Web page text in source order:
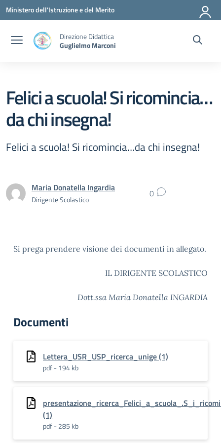
Vai ai contenuti
Vai al menu di navigazione
Vai al footer
Ministero dell'Istruzione e del Merito
Direzione Didattica
Guglielmo Marconi
Felici a scuola! Si ricomincia…
da chi insegna!
Felici a scuola! Si ricomincia…da chi insegna!
Maria Donatella Ingardia
Dirigente Scolastico 0
Si prega prendere visione dei documenti in allegato.
IL DIRIGENTE SCOLASTICO
Dott.ssa Maria Donatella INGARDIA
Documenti
Lettera_USR_USP_ricerca_unige (1)
pdf - 194 kb
(1)
pdf - 285 kb